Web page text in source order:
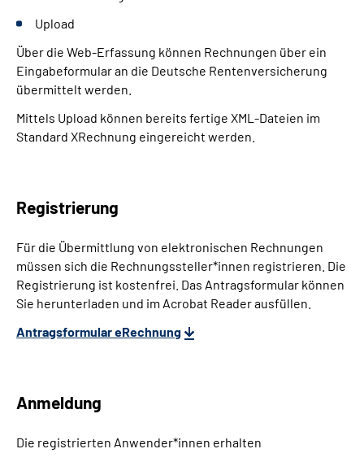
Upload
Über die Web-Erfassung können Rechnungen über ein
Eingabeformular an die Deutsche Rentenversicherung
übermittelt werden.
Mittels Upload können bereits fertige XML-Dateien im
Standard XRechnung eingereicht werden.
Registrierung
Für die Übermittlung von elektronischen Rechnungen
müssen sich die Rechnungssteller*innen registrieren. Die
Registrierung ist kostenfrei. Das Antragsformular können
Sie herunterladen und im Acrobat Reader ausfüllen.
Antragsformular eRechnung
Anmeldung
Die registrierten Anwender*innen erhalten